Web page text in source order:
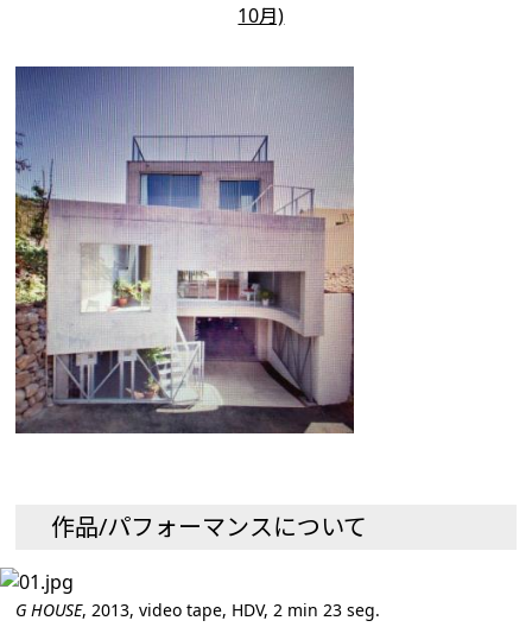
10月)
作品/パフォーマンスについて
G HOUSE, 2013, video tape, HDV, 2 min 23 seg.